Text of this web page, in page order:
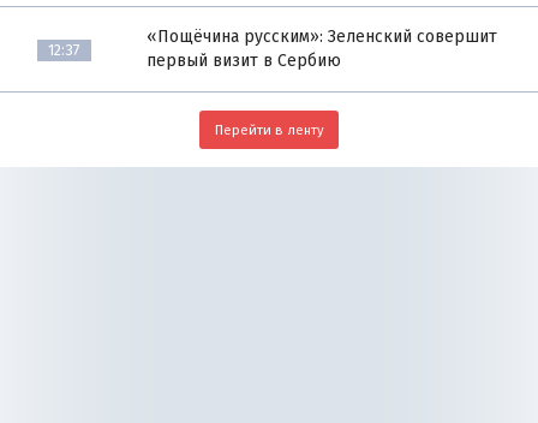
12:37
«Пощёчина русским»: Зеленский совершит
первый визит в Сербию
Перейти в ленту